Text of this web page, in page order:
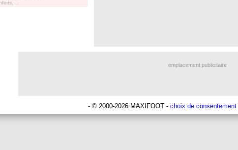
...
emplacement publicitaire
- © 2000-2026 MAXIFOOT - choix de consentement